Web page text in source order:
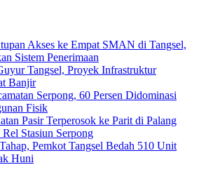
Akses ke Empat SMAN di Tangsel,
Sistem Penerimaan
Tangsel, Proyek Infrastruktur
Banjir
Serpong, 60 Persen Didominasi
Fisik
Pasir Terperosok ke Parit di Palang
Stasiun Serpong
Pemkot Tangsel Bedah 510 Unit
Huni